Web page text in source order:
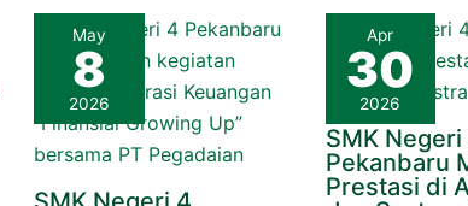
May
8
2026
Apr
30
2026
SMK Negeri
Pekanbaru
Prestasi di